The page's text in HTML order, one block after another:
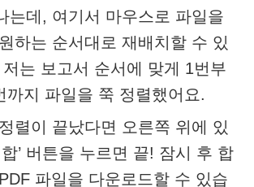
는데, 여기서 마우스로 파일을
하는 순서대로 재배치할 수 있
는 보고서 순서에 맞게 1번부
까지 파일을 쭉 정렬했어요.
렬이 끝났다면 오른쪽 위에 있
합’ 버튼을 누르면 끝! 잠시 후 합
파일을 다운로드할 수 있습